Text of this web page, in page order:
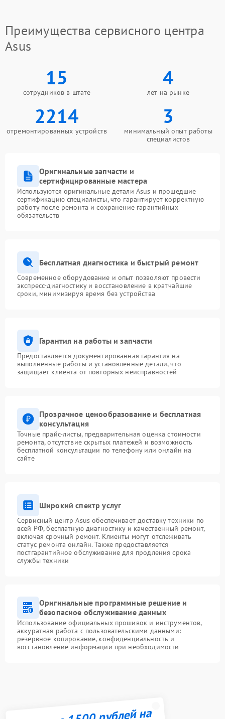
Преимущества сервисного центра
Asus
15
сотрудников в штате
4
лет на рынке
2214
отремонтированных устройств
3
минимальный опыт работы
специалистов
Оригинальные запчасти и
сертифицированные мастера
Используются оригинальные детали Asus и прошедшие
сертификацию специалисты, что гарантирует корректную
работу после ремонта и сохранение гарантийных
обязательств
Бесплатная диагностика и быстрый ремонт
Современное оборудование и опыт позволяют провести
экспресс-диагностику и восстановление в кратчайшие
сроки, минимизируя время без устройства
Гарантия на работы и запчасти
Предоставляется документированная гарантия на
выполненные работы и установленные детали, что
защищает клиента от повторных неисправностей
Прозрачное ценообразование и бесплатная
консультация
Точные прайс-листы, предварительная оценка стоимости
ремонта, отсутствие скрытых платежей и возможность
бесплатной консультации по телефону или онлайн на
сайте
Широкий спектр услуг
Сервисный центр Asus обеспечивает доставку техники по
всей РФ, бесплатную диагностику и качественный ремонт,
включая срочный ремонт. Клиенты могут отслеживать
статус ремонта онлайн. Также предоставляется
постгарантийное обслуживание для продления срока
службы техники
Оригинальные программные решение и
безопасное обслуживание данных
Использование официальных прошивок и инструментов,
аккуратная работа с пользовательскими данными:
резервное копирование, конфиденциальность и
восстановление информации при необходимости